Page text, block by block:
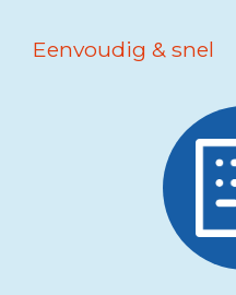
Eenvoudig & snel